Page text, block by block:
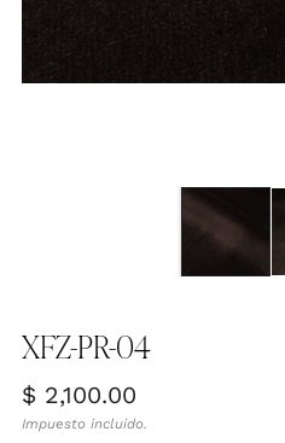
XFZ-PR-04
Precio
habitual
$ 2,100.00
Impuesto incluido.